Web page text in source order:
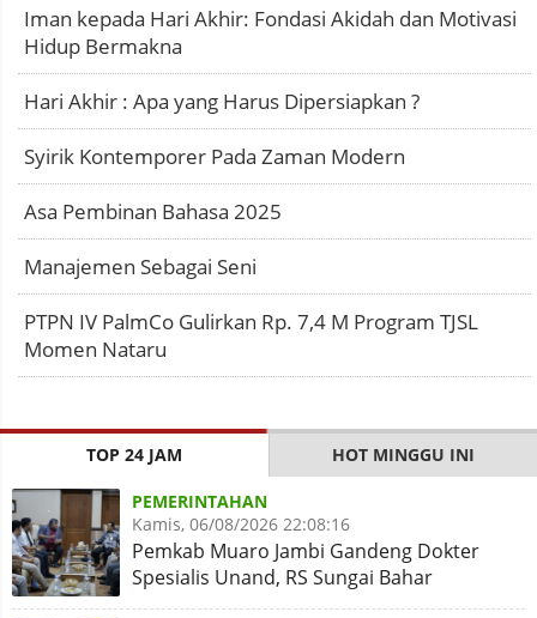
Iman kepada Hari Akhir: Fondasi Akidah dan Motivasi
Hidup Bermakna
Hari Akhir : Apa yang Harus Dipersiapkan ?
Syirik Kontemporer Pada Zaman Modern
Asa Pembinan Bahasa 2025
Manajemen Sebagai Seni
PTPN IV PalmCo Gulirkan Rp. 7,4 M Program TJSL
Momen Nataru
TOP 24 JAM HOT MINGGU INI
PEMERINTAHAN
Kamis, 06/08/2026 22:08:16
Pemkab Muaro Jambi Gandeng Dokter
Spesialis Unand, RS Sungai Bahar
Disiapkan Naik Kelas